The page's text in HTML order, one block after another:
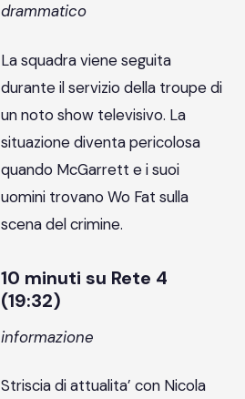
drammatico
La squadra viene seguita
durante il servizio della troupe di
un noto show televisivo. La
situazione diventa pericolosa
quando McGarrett e i suoi
uomini trovano Wo Fat sulla
scena del crimine.
10 minuti su Rete 4
(19:32)
informazione
Striscia di attualita’ con Nicola